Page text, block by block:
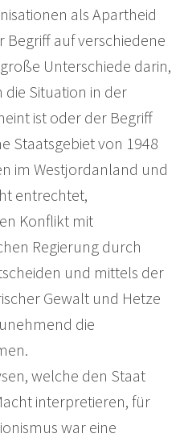
als Apartheid
Begriff auf verschiedene
Unterschiede darin,
Situation in der
ist oder der Begriff
Staatsgebiet von 1948
im Westjordanland und
entrechtet,
Konflikt mit
Regierung durch
und mittels der
Gewalt und Hetze
die
welche den Staat
interpretieren, für
war eine